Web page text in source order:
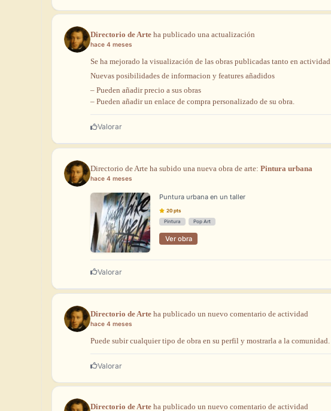
Directorio de Arte ha publicado una actualización
hace 4 meses
Se ha mejorado la visualización de las obras publicadas tanto en actividad
Nuevas posibilidades de informacion y features añadidos
– Pueden añadirprecio a sus obras
– Pueden añadir un enlace de compra personalizado de su obra.
Valorar
Directorio de Arte ha subido una nueva obra de arte: Pintura urbana
hace 4 meses
Puntura urbana en un taller
20 pts
Pintura
Pop Art
Ver obra
Valorar
Directorio de Arte ha publicado un nuevo comentario de actividad
hace 4 meses
Puede subircualquiertipo de obra en su perfil y mostrarla a la comunidad.
Valorar
Directorio de Arte ha publicado un nuevo comentario de actividad